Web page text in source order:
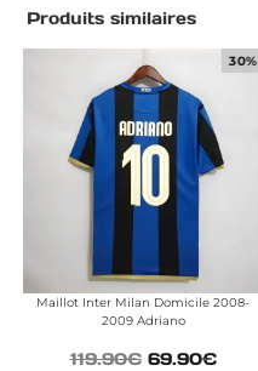
Produits similaires
30%
Maillot Inter Milan Domicile 2008-
2009 Adriano
119.90€ 69.90€